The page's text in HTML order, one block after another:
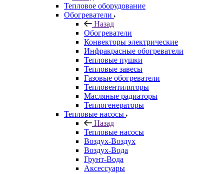
Тепловое оборудование
Обогреватели
Назад
Обогреватели
Конвекторы электрические
Инфракрасные обогреватели
Тепловые пушки
Тепловые завесы
Газовые обогреватели
Тепловентиляторы
Масляные радиаторы
Теплогенераторы
Тепловые насосы
Назад
Тепловые насосы
Воздух-Воздух
Воздух-Вода
Грунт-Вода
Аксессуары